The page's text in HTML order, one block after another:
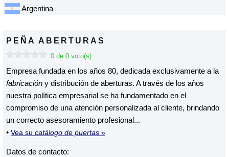
Argentina
PEÑA ABERTURAS
0 de 0 voto(s)
Empresa fundada en los años 80, dedicada exclusivamente a la
fabricación y distribución de aberturas. A través de los años
nuestra política empresarial se ha fundamentado en el
compromiso de una atención personalizada al cliente, brindando
un correcto asesoramiento profesional...
• Vea su catálogo de puertas »
Datos de contacto: